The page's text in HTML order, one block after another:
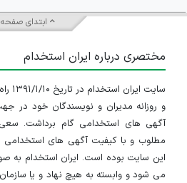
ابتدای صفحه
مختصری درباره ایران استخدام
و روزانه مدیران و نویسندگان خود در
آگهی های استخدامی گام برداشت. سعی
مطلوب و با کیفیت آگهی های استخدامی
این سایت بوده است. ایران استخدام
می شود و وابسته به هیچ نهاد و یا